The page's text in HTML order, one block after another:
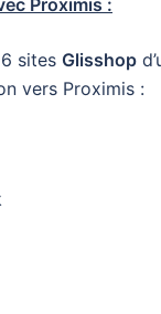
sites Glisshop
vers Proximis :